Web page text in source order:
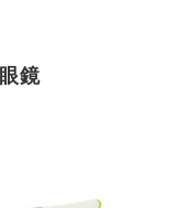
鏡